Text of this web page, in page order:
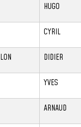
HUGO
CYRIL
DIDIER
YVES
ARNAUD